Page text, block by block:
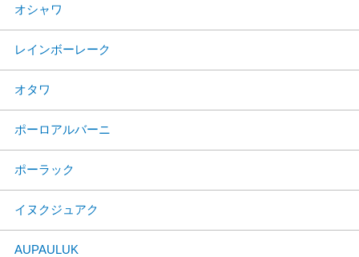
オシャワ
レインボーレーク
オタワ
ポーロアルバーニ
ポーラック
イヌクジュアク
AUPAULUK